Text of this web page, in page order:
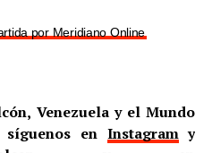
por Meridiano Online
Venezuela y el Mundo
síguenos en Instagramy